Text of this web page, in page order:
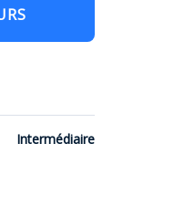
Intermédiaire